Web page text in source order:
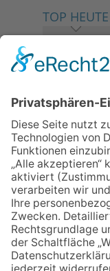
TOP HEUTE
06.08.2026
06.08.2026
06.08.2026
06.08.2026